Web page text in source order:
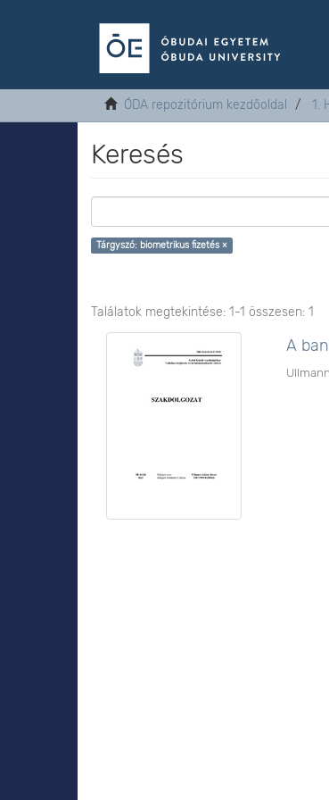
ÓDA repozitórium kezdőoldal 1.
Keresés
Tárgyszó: biometrikus fizetés ×
Találatok megtekintése: 1-1 összesen: 1
A